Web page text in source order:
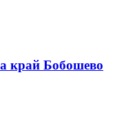
край Бобошево